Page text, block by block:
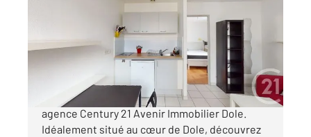
Appartement T2 à vendre
78 000 €
C'est à vendre en exclusivité dans votre
agence Century 21 Avenir Immobilier Dole.
Idéalement situé au cœur de Dole, découvrez